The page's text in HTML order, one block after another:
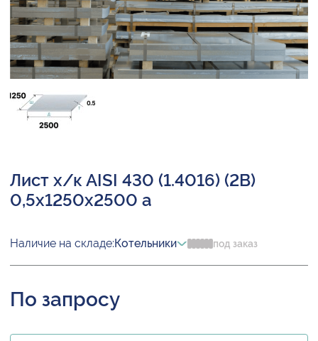
Лист х/к AISI 430 (1.4016) (2B)
0,5х1250х2500 а
Наличие на складе:Котельники под заказ
По запросу